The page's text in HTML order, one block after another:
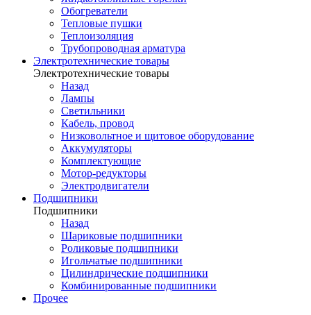
Обогреватели
Тепловые пушки
Теплоизоляция
Трубопроводная арматура
Электротехнические товары
Электротехнические товары
Назад
Лампы
Светильники
Кабель, провод
Низковольтное и щитовое оборудование
Аккумуляторы
Комплектующие
Мотор-редукторы
Электродвигатели
Подшипники
Подшипники
Назад
Шариковые подшипники
Роликовые подшипники
Игольчатые подшипники
Цилиндрические подшипники
Комбинированные подшипники
Прочее